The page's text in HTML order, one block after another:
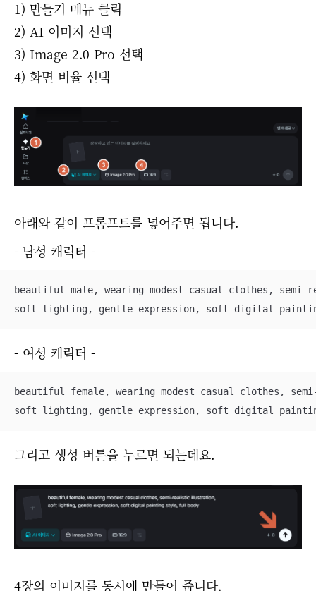
1) 만들기 메뉴 클릭
2) AI 이미지 선택
3) Image 2.0 Pro 선택
4) 화면 비율 선택
아래와 같이 프롬프트를 넣어주면 됩니다.
- 남성 캐릭터 -
beautiful male, wearing modest casual clothes,
soft lighting, gentle expression, soft digital
- 여성 캐릭터 -
beautiful female, wearing modest casual clothes,
soft lighting, gentle expression, soft digital
그리고 생성 버튼을 누르면 되는데요.
4장의 이미지를 동시에 만들어 줍니다.